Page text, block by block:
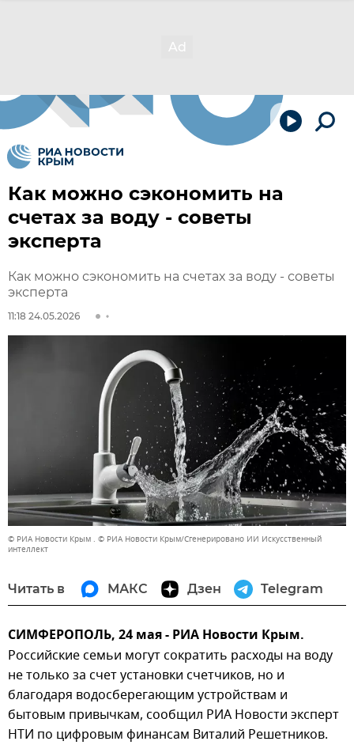
Как можно сэкономить на
счетах за воду - советы
эксперта
Как можно сэкономить на счетах за воду - советы
эксперта
11:18 24.05.2026
© РИА Новости Крым . © РИА Новости Крым/Сгенерировано ИИ Искусственный
интеллект
Читать в МАКС Дзен Telegram
СИМФЕРОПОЛЬ, 24 мая - РИА Новости Крым.
Российские семьи могут сократить расходы на воду
не только за счет установки счетчиков, но и
благодаря водосберегающим устройствам и
бытовым привычкам, сообщил РИА Новости эксперт
НТИ по цифровым финансам Виталий Решетников.